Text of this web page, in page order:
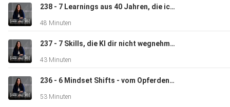
⁠⁠⁠⁠⁠⁠@queen.of.routine⁠⁠⁠⁠⁠⁠⁠⁠⁠⁠⁠⁠⁠⁠⁠⁠⁠⁠
produziert von ⁠⁠⁠⁠⁠⁠⁠⁠⁠⁠⁠⁠⁠⁠⁠⁠⁠⁠podcastly⁠⁠
238 - 7 Learnings aus 40 Jahren, die ich schmerzhaft lernen musste
48 Minuten
237 - 7 Skills, die KI dir nicht wegnehmen kann
43 Minuten
236 - 6 Mindset Shifts - vom Opferdenken zu echter Ownership
53 Minuten